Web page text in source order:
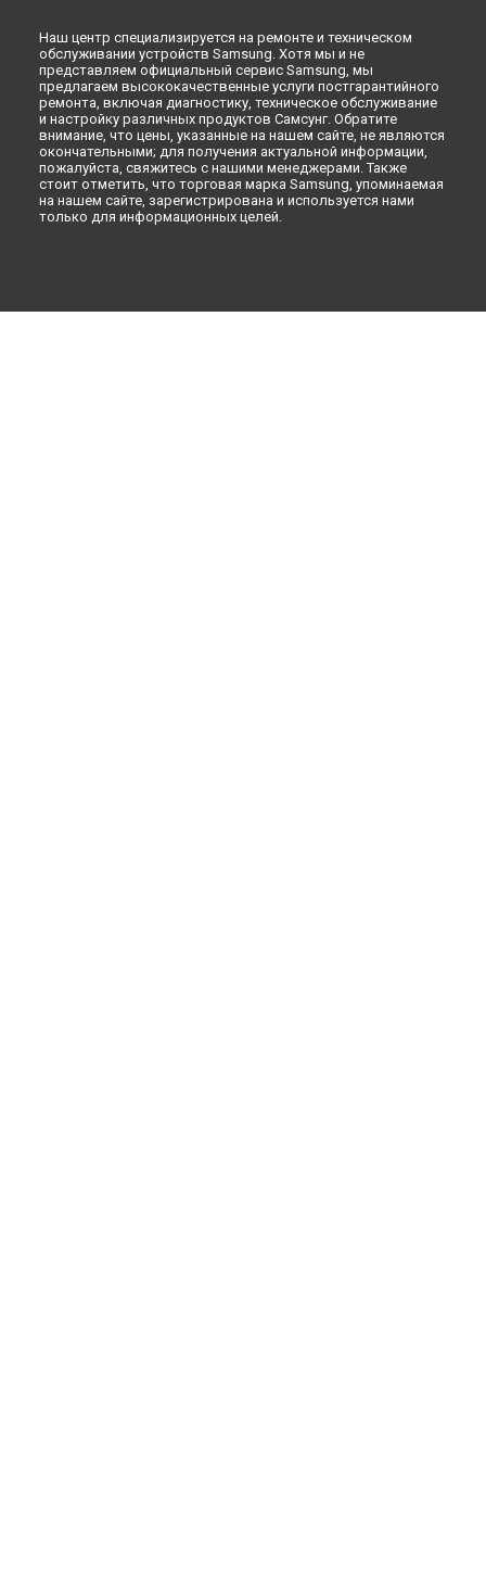
Наш центр специализируется на ремонте и техническом
обслуживании устройств Samsung. Хотя мы и не
представляем официальный сервис Samsung, мы
предлагаем высококачественные услуги постгарантийного
ремонта, включая диагностику, техническое обслуживание
и настройку различных продуктов Самсунг. Обратите
внимание, что цены, указанные на нашем сайте, не являются
окончательными; для получения актуальной информации,
пожалуйста, свяжитесь с нашими менеджерами. Также
стоит отметить, что торговая марка Samsung, упоминаемая
на нашем сайте, зарегистрирована и используется нами
только для информационных целей.